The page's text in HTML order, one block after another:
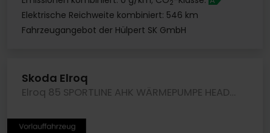
2
Elektrische Reichweite kombiniert: 546 km
Fahrzeugangebot der Hülpert SK GmbH
Skoda Elroq
Elroq 85 SPORTLINE AHK WÄRMEPUMPE HEADUP eKLAPPE